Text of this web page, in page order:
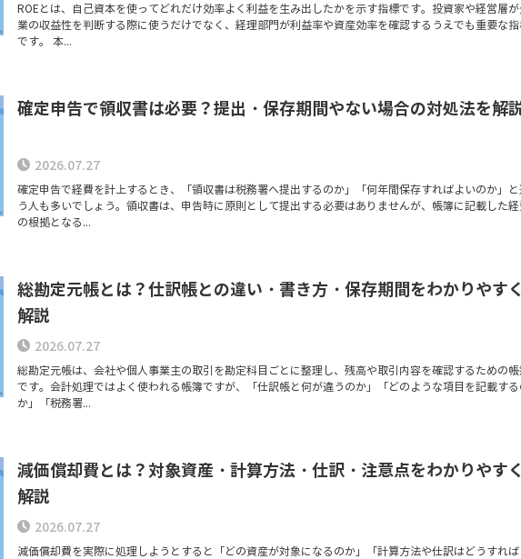
ROEとは、自己資本を使ってどれだけ効率よく利益を生み出したかを示す指標です。投資家や経営層
業の収益性を判断する際に使うだけでなく、経理部門が利益率や資産効率を確認するうえでも重要な
です。 本...
確定申告で領収書は必要？提出・保存期間やない場合の対処法を解
2026.07.27
確定申告で経費を計上するとき、「領収書は税務署へ提出するのか」「何年間保存すればよいのか」
う人も多いでしょう。領収書は、申告時に原則として提出する必要はありませんが、帳簿に記載した経
の根拠となる...
総勘定元帳とは？仕訳帳との違い・書き方・保存期間をわかりやすく
解説
2026.07.27
総勘定元帳は、会社や個人事業主の取引を勘定科目ごとに整理し、残高や取引内容を確認するための帳
です。会計処理ではよく使われる帳簿ですが、「仕訳帳と何が違うのか」「どのような項目を記載する
か」「税務署...
減価償却費とは？対象資産・計算方法・仕訳・注意点をわかりやすく
解説
2026.07.27
減価償却費を実際に処理しようとすると「どの資産が対象になるのか」「計算方法や仕訳はどうすれば